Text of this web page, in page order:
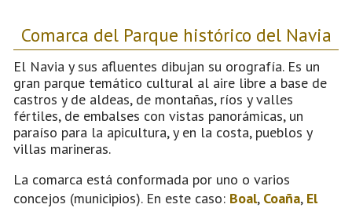
Comarca del Parque histórico del Navia
El Navia y sus afluentes dibujan su orografía. Es un
gran parque temático cultural al aire libre a base de
castros y de aldeas, de montañas, ríos y valles
fértiles, de embalses con vistas panorámicas, un
paraíso para la apicultura, y en la costa, pueblos y
villas marineras.
La comarca está conformada por uno o varios
concejos (municipios). En este caso: Boal, Coaña, El